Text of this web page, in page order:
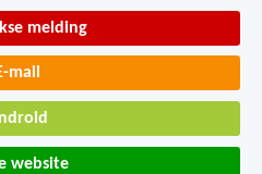
melding
mail
website